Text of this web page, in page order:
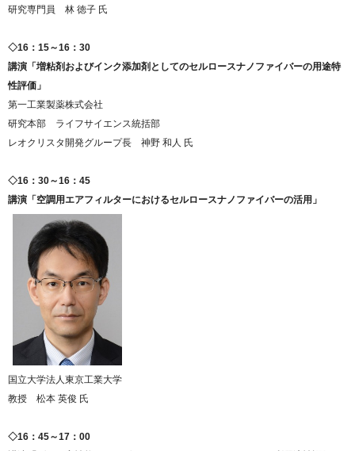
研究専門員 林 徳子 氏
◇16：15～16：30
講演「増粘剤およびインク添加剤としてのセルロースナノファイバーの用途特
性評価」
第一工業製薬株式会社
研究本部 ライフサイエンス統括部
レオクリスタ開発グループ長 神野 和人 氏
◇16：30～16：45
講演「空調用エアフィルターにおけるセルロースナノファイバーの活用 」
国立大学法人東京工業大学
教授 松本 英俊 氏
◇16：45～17：00